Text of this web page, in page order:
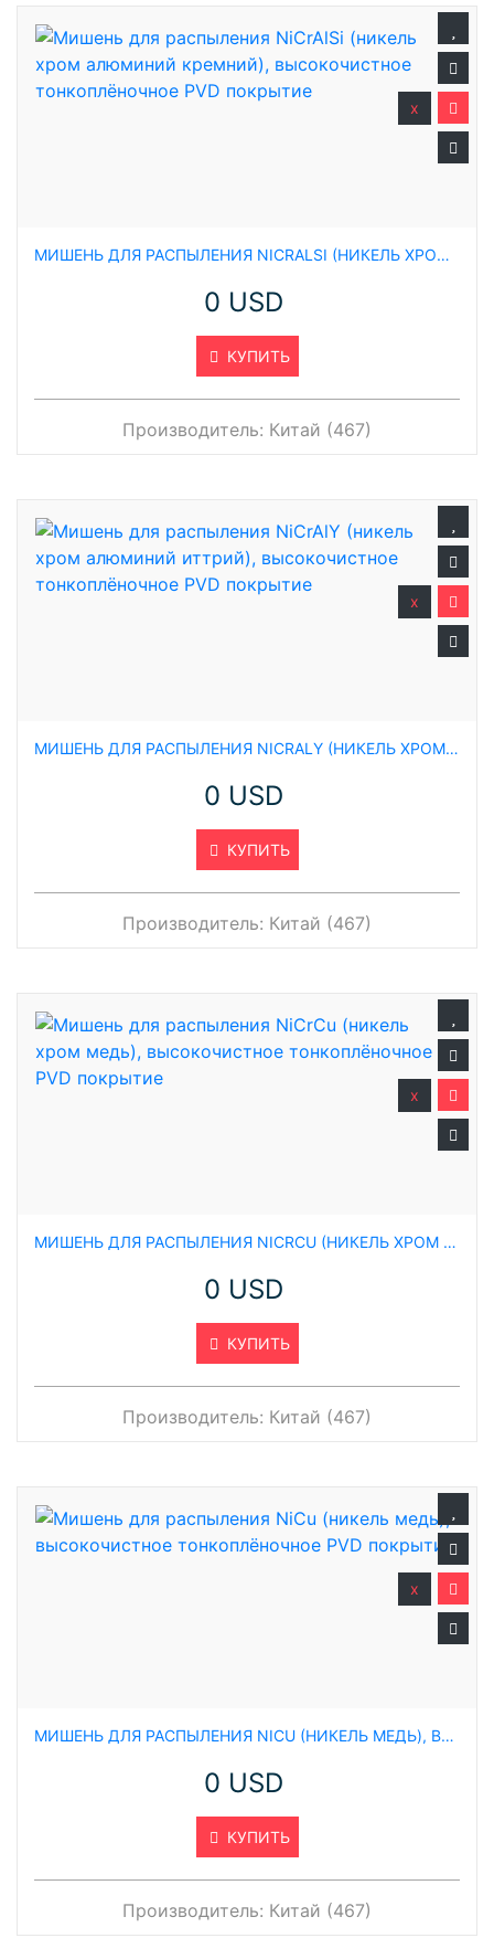
МИШЕНЬ ДЛЯ РАСПЫЛЕНИЯ NICRALSI (НИКЕЛЬ ХРОМ АЛЮМИНИЙ КРЕМНИЙ), ВЫСОКОЧИСТНОЕ ТОНКОПЛЁНОЧНОЕ PVD ПОКРЫТИЕ
0 USD
КУПИТЬ
x
Производитель: Китай (467)
МИШЕНЬ ДЛЯ РАСПЫЛЕНИЯ NICRALY (НИКЕЛЬ ХРОМ АЛЮМИНИЙ ИТТРИЙ), ВЫСОКОЧИСТНОЕ ТОНКОПЛЁНОЧНОЕ PVD ПОКРЫТИЕ
0 USD
КУПИТЬ
x
Производитель: Китай (467)
МИШЕНЬ ДЛЯ РАСПЫЛЕНИЯ NICRCU (НИКЕЛЬ ХРОМ МЕДЬ), ВЫСОКОЧИСТНОЕ ТОНКОПЛЁНОЧНОЕ PVD ПОКРЫТИЕ
0 USD
КУПИТЬ
x
Производитель: Китай (467)
МИШЕНЬ ДЛЯ РАСПЫЛЕНИЯ NICU (НИКЕЛЬ МЕДЬ), ВЫСОКОЧИСТНОЕ ТОНКОПЛЁНОЧНОЕ PVD ПОКРЫТИЕ
0 USD
КУПИТЬ
x
Производитель: Китай (467)